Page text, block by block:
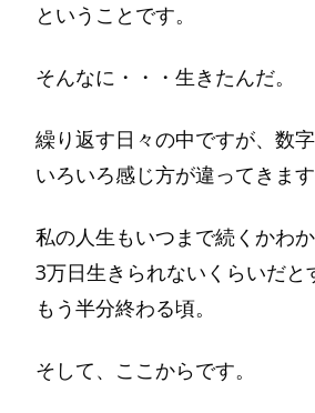
ということです。
そんなに・・・生きたんだ。
繰り返す日々の中ですが、数
いろいろ感じ方が違ってきます
私の人生もいつまで続くかわ
3万日生きられないくらいだと
もう半分終わる頃。
そして、ここからです。